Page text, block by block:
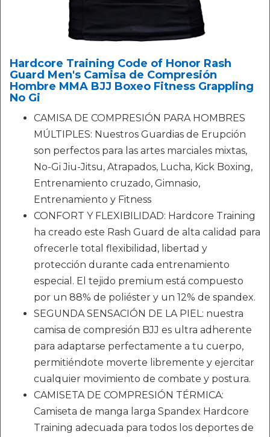
Hardcore Training Code of Honor Rash
Guard Men's Camisa de Compresión
Hombre MMA BJJ Boxeo Fitness Grappling
No Gi
CAMISA DE COMPRESIÓN PARA HOMBRES
MÚLTIPLES: Nuestros Guardias de Erupción
son perfectos para las artes marciales mixtas,
No-Gi Jiu-Jitsu, Atrapados, Lucha, Kick Boxing,
Entrenamiento cruzado, Gimnasio,
Entrenamiento y Fitness
CONFORT Y FLEXIBILIDAD: Hardcore Training
ha creado este Rash Guard de alta calidad para
ofrecerle total flexibilidad, libertad y
protección durante cada entrenamiento
especial. El tejido premium está compuesto
por un 88% de poliéster y un 12% de spandex.
SEGUNDA SENSACIÓN DE LA PIEL: nuestra
camisa de compresión BJJ es ultra adherente
para adaptarse perfectamente a tu cuerpo,
permitiéndote moverte libremente y ejercitar
cualquier movimiento de combate y postura.
CAMISETA DE COMPRESIÓN TÉRMICA:
Camiseta de manga larga Spandex Hardcore
Training adecuada para todos los deportes de